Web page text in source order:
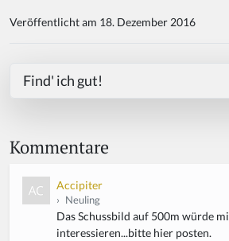
Veröffentlicht am 18. Dezember 2016
Find' ich gut!
Kommentare
Accipiter
› Neuling
Das Schussbild auf 500m würde
interessieren...bitte hier posten.